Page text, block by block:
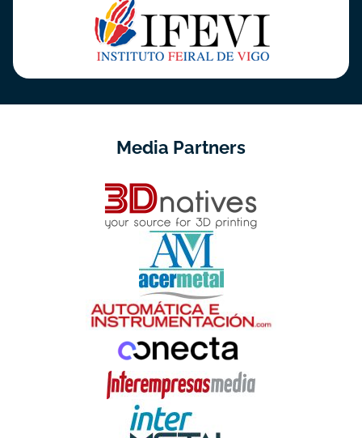
Media Partners